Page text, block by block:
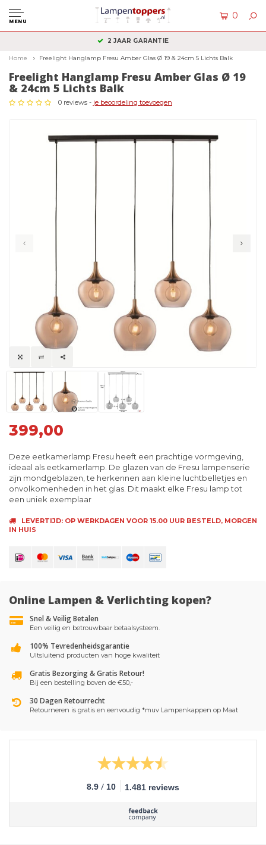
MENU
0
2 JAAR GARANTIE
Home Freelight Hanglamp Fresu Amber Glas Ø 19 & 24cm 5 Lichts Balk
Freelight Hanglamp Fresu Amber Glas Ø 19
& 24cm 5 Lichts Balk
0 reviews - je beoordeling toevoegen
399,00
Deze eetkamerlamp Fresu heeft een prachtige vormgeving,
ideaal als eetkamerlamp. De glazen van de Fresu lampenserie
zijn mondgeblazen, te herkennen aan kleine luchtbelletjes en
onvolkomenheden in het glas. Dit maakt elke Fresu lamp tot
een uniek exemplaar
LEVERTIJD: OP WERKDAGEN VOOR 15.00 UUR BESTELD, MORGEN
IN HUIS
Online Lampen & Verlichting kopen?
Snel & Veilig Betalen
Een veilig en betrouwbaar betaalsysteem.
100% Tevredenheidsgarantie
UItsluitend producten van hoge kwaliteit
Gratis Bezorging & Gratis Retour!
Bij een bestelling boven de €50,-
30 Dagen Retourrecht
Retourneren is gratis en eenvoudig *muv Lampenkappen op Maat
8.9 / 10 1.481 reviews